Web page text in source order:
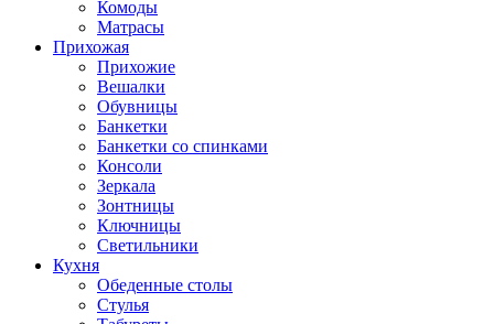
Комоды
Матрасы
Прихожая
Прихожие
Вешалки
Обувницы
Банкетки
Банкетки со спинками
Консоли
Зеркала
Зонтницы
Ключницы
Светильники
Кухня
Обеденные столы
Стулья